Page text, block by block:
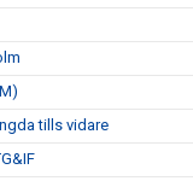
tills vidare